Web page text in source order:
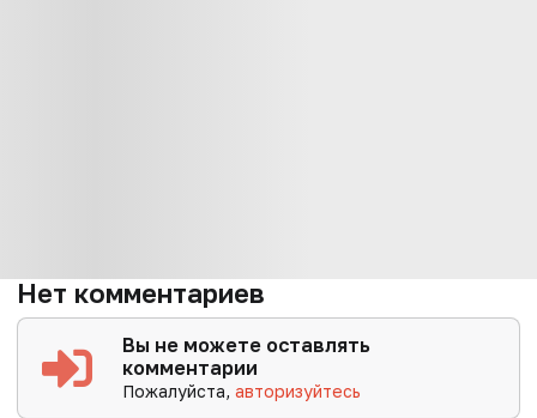
Нет комментариев
Вы не можете оставлять
комментарии
Пожалуйста,авторизуйтесь